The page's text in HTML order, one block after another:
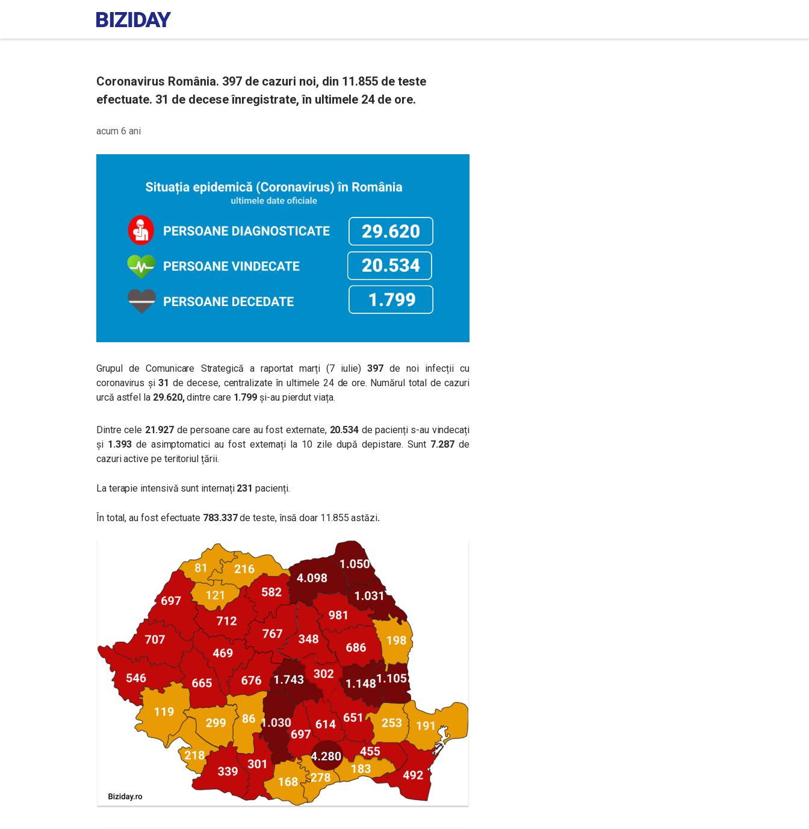
Coronavirus România. 397 de cazuri noi, din 11.855 de teste
efectuate. 31 de decese înregistrate, în ultimele 24 de ore.
acum 6 ani
Grupul de Comunicare Strategică a raportat marți (7 iulie)397de noi infecții cu
coronavirus și31 de decese, centralizate în ultimele 24 de ore. Numărul total de cazuri
urcă astfel la 29.620,dintre care1.799 și-au pierdut viața.
Dintre cele 21.927 de persoane care au fost externate, 20.534 de pacienți s-au vindecați
și 1.393de asimptomatici au fost externați la 10 zile după depistare. Sunt 7.287de
cazuri active pe teritoriul țării.
La terapie intensivă sunt internați 231pacienți.
În total, au fost efectuate 783.337de teste, însă doar 11.855 astăzi.